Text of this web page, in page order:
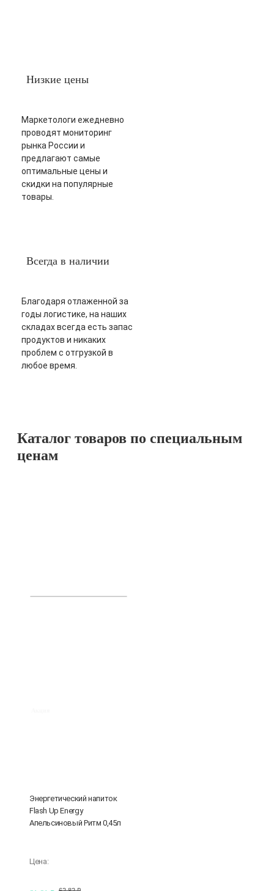
Низкие цены
Маркетологи ежедневно
проводят мониторинг
рынка России и
предлагают самые
оптимальные цены и
скидки на популярные
товары.
Всегда в наличии
Благодаря отлаженной за
годы логистике, на наших
складах всегда есть запас
продуктов и никаких
проблем с отгрузкой в
любое время.
Каталог товаров по специальным
ценам
Энергетический напиток
Flash Up Energy
Апельсиновый Ритм 0,45л
Цена: